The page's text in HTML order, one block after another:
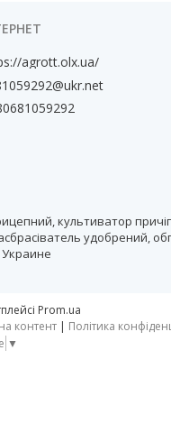
agrott.olx.ua/
культиватор
удобрений,
Prom.ua
контент | Політика
▼